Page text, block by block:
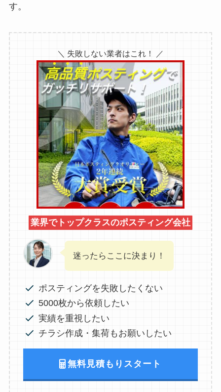
す。
＼ 失敗しない業者はこれ！ ／
業界でトップクラスのポスティング会社
迷ったらここに決まり！
ポスティングを失敗したくない
5000枚から依頼したい
実績を重視したい
チラシ作成・集荷もお願いしたい
無料見積もりスタート